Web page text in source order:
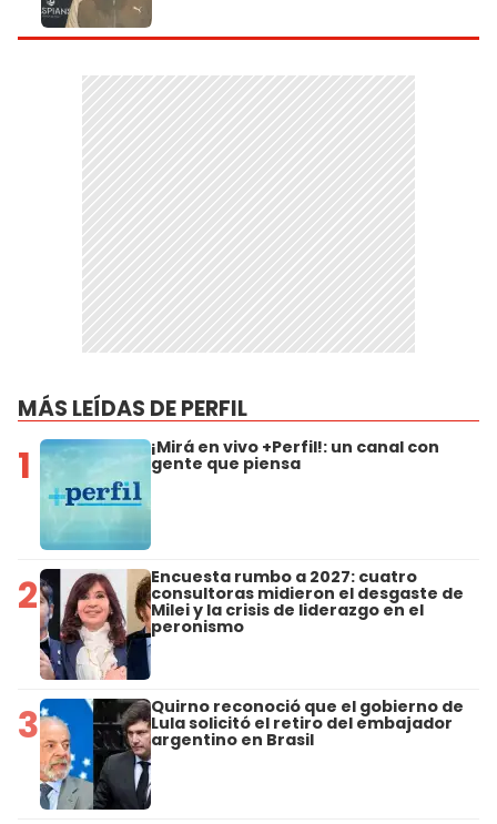
MÁS LEÍDAS DE PERFIL
1 ¡Mirá en vivo +Perfil!: un canal con
gente que piensa
2 Encuesta rumbo a 2027: cuatro
consultoras midieron el desgaste de
Milei y la crisis de liderazgo en el
peronismo
3 Quirno reconoció que el gobierno de
Lula solicitó el retiro del embajador
argentino en Brasil